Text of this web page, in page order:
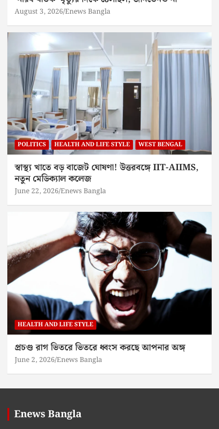
August 3, 2026 Enews Bangla
POLITICS HEALTH AND LIFE STYLE WEST BENGAL
স্বাস্থ্য খাতে বড় বাজেট ঘোষণা! উত্তরবঙ্গে IIT-AIIMS,
নতুন মেডিক্যাল কলেজ
June 22, 2026 Enews Bangla
HEALTH AND LIFE STYLE
প্রচণ্ড রাগ ভিতরে ভিতরে ধ্বংস করছে আপনার অঙ্গ
June 2, 2026 Enews Bangla
Enews Bangla